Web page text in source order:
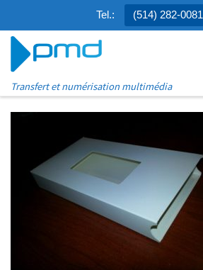
Tel.: (514) 282-0081
Transfert et numérisation multimédia